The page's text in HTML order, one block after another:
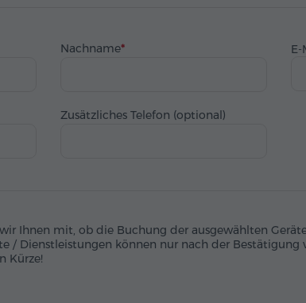
Nachname E-
Zusätzliches Telefon (optional)
Ihnen mit, ob die Buchung der ausgewählten
/ Dienstleistungen können nur nach der Bestätigung
Kürze!